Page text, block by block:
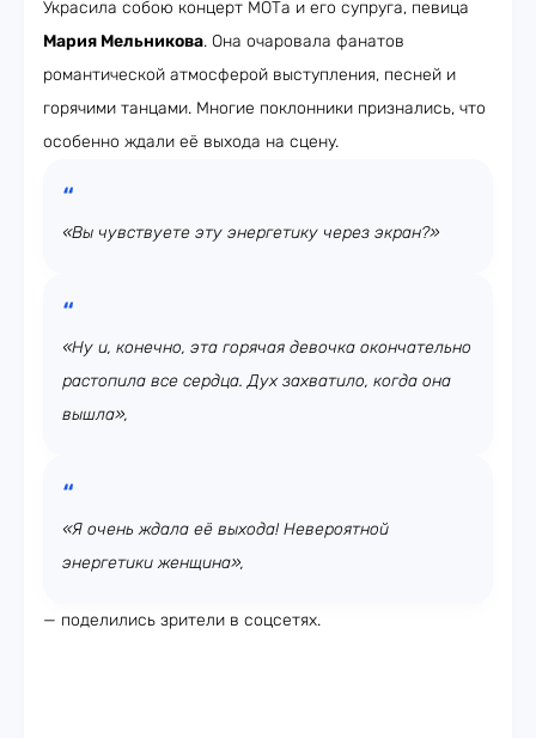
Украсила собою концерт МОТа и его супруга, певица
Мария Мельникова. Она очаровала фанатов
романтической атмосферой выступления, песней и
горячими танцами. Многие поклонники признались, что
особенно ждали её выхода на сцену.
«Вы чувствуете эту энергетику через экран?»
«Ну и, конечно, эта горячая девочка окончательно
растопила все сердца. Дух захватило, когда она
вышла»,
«Я очень ждала её выхода! Невероятной
энергетики женщина»,
— поделились зрители в соцсетях.